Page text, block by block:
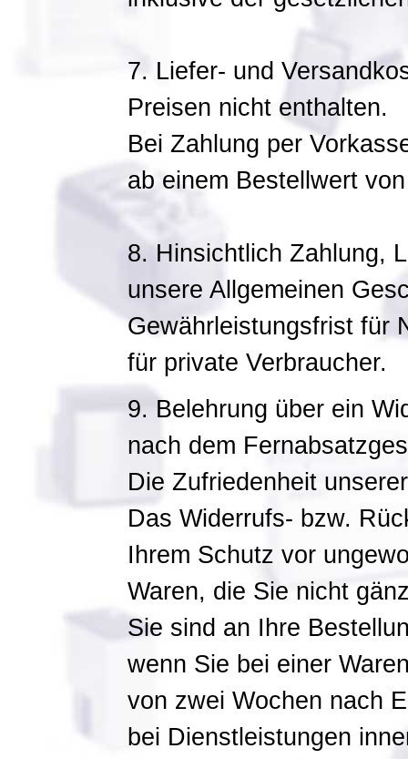
7. Liefer- und
Preisen nicht enthalten.
Bei Zahlung per
ab einem Bestellwert
8. Hinsichtlich Zahlung,
unsere Allgemeinen
Gewährleistungsfrist für
für private Verbraucher.
9. Belehrung über ein
nach dem
Die Zufriedenheit
Das Widerrufs- bzw.
Ihrem Schutz vor
Waren, die Sie nicht
Sie sind an Ihre
wenn Sie bei einer
von zwei Wochen nach
bei Dienstleistungen